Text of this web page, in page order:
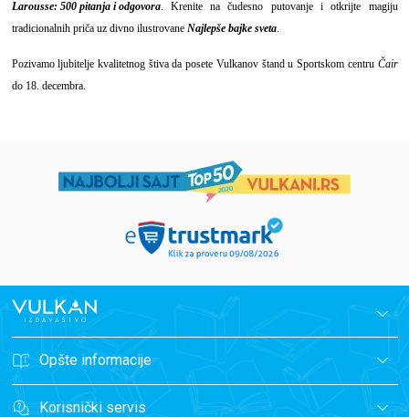
Larousse: 500 pitanja i odgovora. Krenite na čudesno putovanje i otkrijte magiju
tradicionalnih priča uz divno ilustrovane Najlepše bajke sveta.
Pozivamo ljubitelje kvalitetnog štiva da posete Vulkanov štand u Sportskom centru Čair
do 18. decembra.
Opšte informacije
Korisnički servis